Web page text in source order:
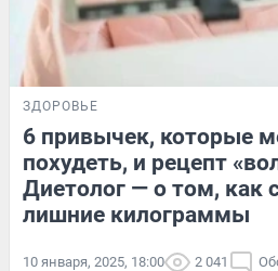
ЗДОРОВЬЕ
6 привычек, которые
похудеть, и рецепт
Диетолог — о том, как
лишние килограммы
10 января, 2025, 18:00 2 041